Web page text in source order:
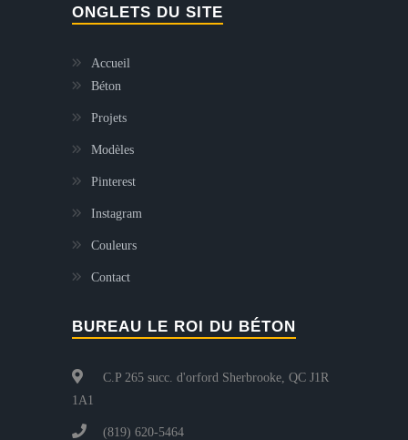
ONGLETS DU SITE
Accueil
Béton
Projets
Modèles
Pinterest
Instagram
Couleurs
Contact
BUREAU LE ROI DU BÉTON
C.P 265 succ. d'orford Sherbrooke, QC J1R
1A1
(819) 620-5464